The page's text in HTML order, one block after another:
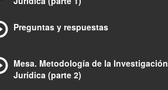
Preguntas y respuestas
Mesa. Metodología de la Investigación
Jurídica (parte 2)